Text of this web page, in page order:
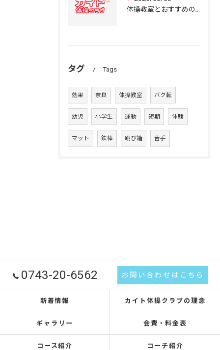
タグ Tags
効果 奈良 体操教室 バク転
幼児 小学生 運動 短期 体験
マット 鉄棒 跳び箱 苦手
0743-20-6562 お問い合わせはこちら
新着情報 カイト体操クラブの理念
ギャラリー 会費・料金表
コース紹介 コーチ紹介